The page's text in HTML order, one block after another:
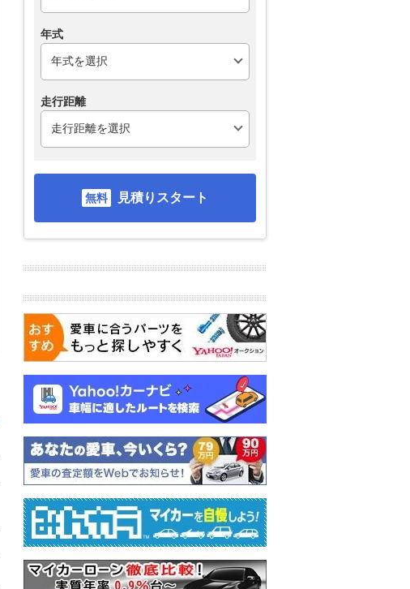
年式
走行距離
見積りスタート